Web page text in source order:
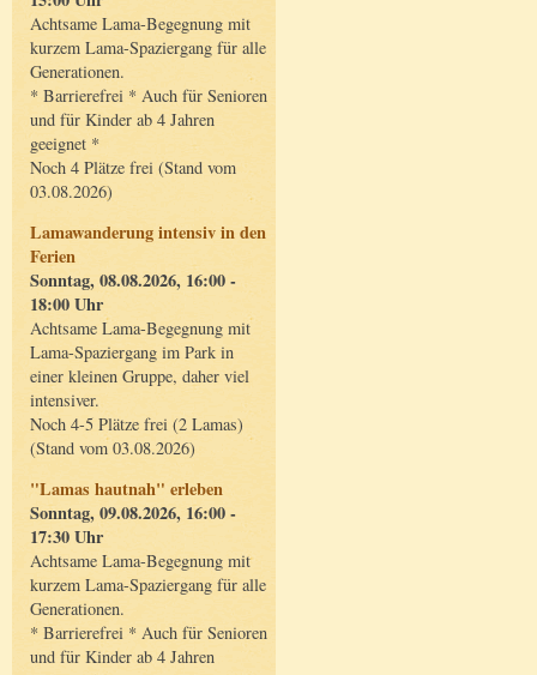
Achtsame Lama-Begegnung mit
kurzem Lama-Spaziergang für alle
Generationen.
* Barrierefrei * Auch für Senioren
und für Kinder ab 4 Jahren
geeignet *
Noch 4 Plätze frei (Stand vom
03.08.2026)
Lamawanderung intensiv in den
Ferien
Sonntag, 08.08.2026, 16:00 -
18:00 Uhr
Achtsame Lama-Begegnung mit
Lama-Spaziergang im Park in
einer kleinen Gruppe, daher viel
intensiver.
Noch 4-5 Plätze frei (2 Lamas)
(Stand vom 03.08.2026)
"Lamas hautnah" erleben
Sonntag, 09.08.2026, 16:00 -
17:30 Uhr
Achtsame Lama-Begegnung mit
kurzem Lama-Spaziergang für alle
Generationen.
* Barrierefrei * Auch für Senioren
und für Kinder ab 4 Jahren